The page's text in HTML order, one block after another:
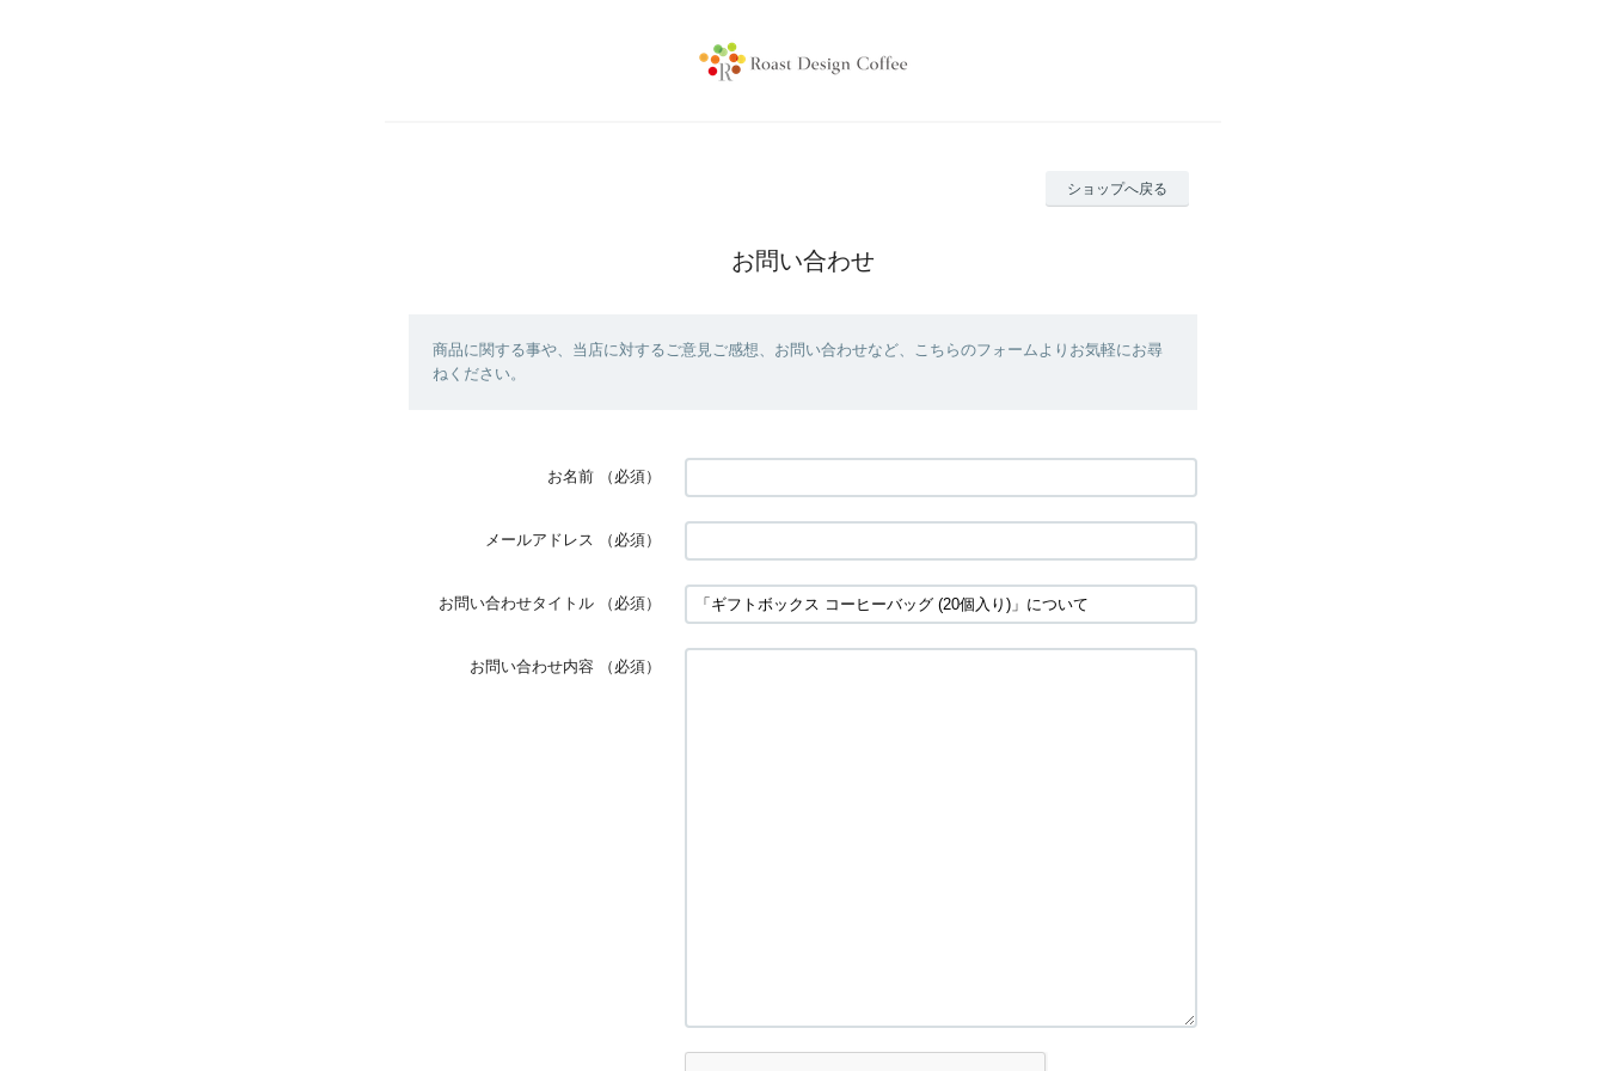
ショップへ戻る
お問い合わせ
商品に関する事や、当店に対するご意見ご感想、お問い合わせなど、こちらのフォームよりお気軽にお尋
ねください。
お名前 （必須）
メールアドレス （必須）
お問い合わせタイトル （必須）
お問い合わせ内容 （必須）